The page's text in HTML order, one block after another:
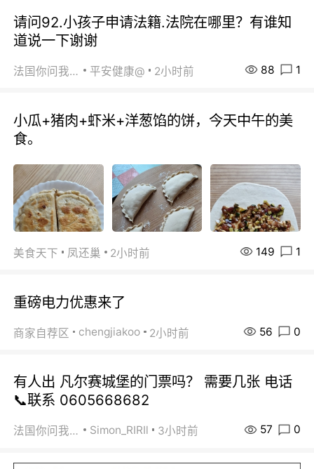
请问92.小孩子申请法籍.法院在哪里？有谁知
道说一下谢谢
法国你问我答 平安健康@ 2小时前 88 1
小瓜+猪肉+虾米+洋葱馅的饼，今天中午的美
食。
美食天下 凤还巢 2小时前 149 1
重磅电力优惠来了
商家自荐区 chengjiakoo 2小时前 56 0
有人出 凡尔赛城堡的门票吗？ 需要几张 电话
📞联系 0605668682
法国你问我答 Simon_RIRIl 3小时前 57 0